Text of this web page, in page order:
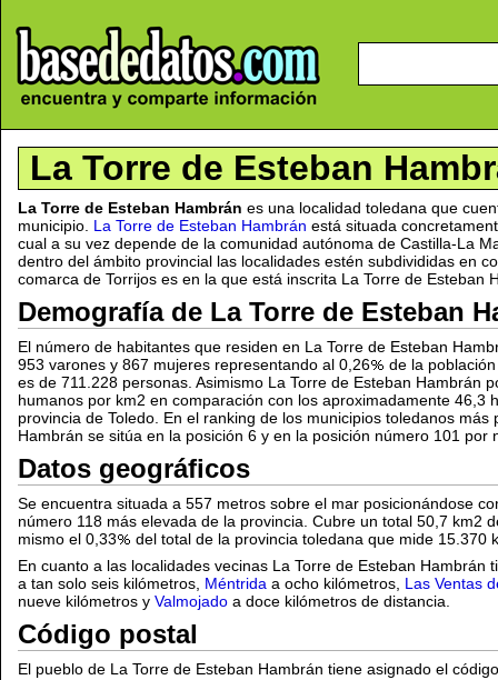
La Torre de Esteban
La Torre de Esteban Hambrán es una localidad toledana que
municipio. La Torre de Esteban Hambrán está situada
cual a su vez depende de la comunidad autónoma de Castilla-La
dentro del ámbito provincial las localidades estén subdivididas en
comarca de Torrijos es en la que está inscrita La Torre de Esteban
Demografía de La Torre de Esteban
El número de habitantes que residen en La Torre de Esteban
953 varones y 867 mujeres representando al 0,26
de la
es de 711.228 personas. Asimismo La Torre de Esteban Hambrán
humanos por km2 en comparación con los aproximadamente 46,3
provincia de Toledo. En el ranking de los municipios toledanos más
Hambrán se sitúa en la posición 6 y en la posición número 101 por
Datos geográficos
Se encuentra situada a 557 metros sobre el mar posicionándose
número 118 más elevada de la provincia. Cubre un total 50,7 km2
mismo el 0,33
del total de la provincia toledana que mide 15.370
En cuanto a las localidades vecinas La Torre de Esteban Hambrán
a tan solo seis kilómetros, Méntrida a ocho kilómetros, Las Ventas
nueve kilómetros y Valmojado a doce kilómetros de distancia.
Código postal
El pueblo de La Torre de Esteban Hambrán tiene asignado el